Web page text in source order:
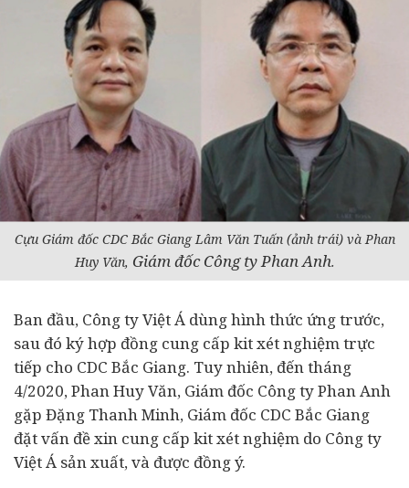
Cựu Giám đốc CDC Bắc Giang Lâm Văn Tuấn (ảnh trái) và Phan
Huy Văn, Giám đốc Công ty Phan Anh.
Ban đầu, Công ty Việt Á dùng hình thức ứng trước,
sau đó ký hợp đồng cung cấp kit xét nghiệm trực
tiếp cho CDC Bắc Giang. Tuy nhiên, đến tháng
4/2020, Phan Huy Văn, Giám đốc Công ty Phan Anh
gặp Đặng Thanh Minh, Giám đốc CDC Bắc Giang
đặt vấn đề xin cung cấp kit xét nghiệm do Công ty
Việt Á sản xuất, và được đồng ý.